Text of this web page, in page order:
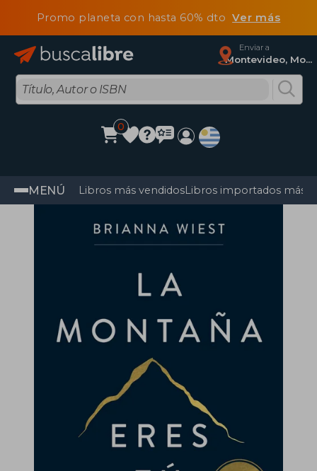
Promo planeta con hasta 60% dtoVer más
Enviar a
Montevideo, Montevideo
0
MENÚ Libros más vendidosLibros importados más